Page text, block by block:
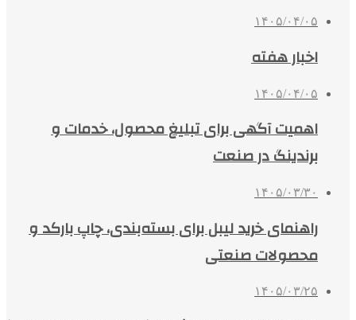
۱۴۰۵/۰۴/۰۵
اخبار هفته
۱۴۰۵/۰۴/۰۵
اهمیت آگهی برای تبلیغ محصول، خدمات و
برندینگ در صنعت
۱۴۰۵/۰۳/۳۰
راهنمای خرید لیبل برای بسته‌بندی، چاپ بارکد و
محصولات صنعتی
۱۴۰۵/۰۳/۲۵